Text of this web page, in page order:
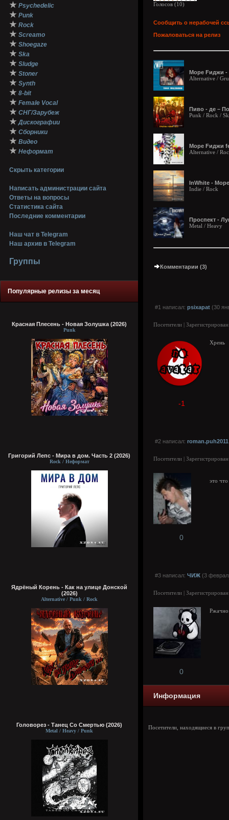
★ Psychedelic
★ Punk
★ Rock
★ Screamo
★ Shoegaze
★ Ska
★ Sludge
★ Stoner
★ Synth
★ 8-bit
★ Female Vocal
★ СНГ/Зарубеж
★ Дискографии
★ Сборники
★ Видео
★ Неформат
Скрыть категории
Написать администрации сайта
Ответы на вопросы
Статистика сайта
Последние комментарии
Наш чат в Telegram
Наш архив в Telegram
Группы
Популярные релизы за месяц
Красная Плесень - Новая Золушка (2026)
Punk
Григорий Лепс - Мира в дом. Часть 2 (2026)
Rock / Неформат
Ядрёный Корень - Как на улице Донской
(2026)
Alternative / Punk / Rock
Головорез - Tанец Со Смертью (2026)
Metal / Heavy / Punk
Голосов (10)
Сообщить о нерабочей
Пожаловаться на релиз
Море Fиджи -
Alternative /
Пиво - де –
Punk / Rock /
Море Fиджи
Alternative /
InWhite -
Indie / Rock
Проспект -
Metal / Heavy
Комментарии (3)
#1 написал: psixapat (30
Посетители |
Хрень
-1
#2 написал: roman.puh2011
Посетители |
это
0
#3 написал: ЧИЖ (3
Посетители |
0
Информация
Посетители, находящиеся в